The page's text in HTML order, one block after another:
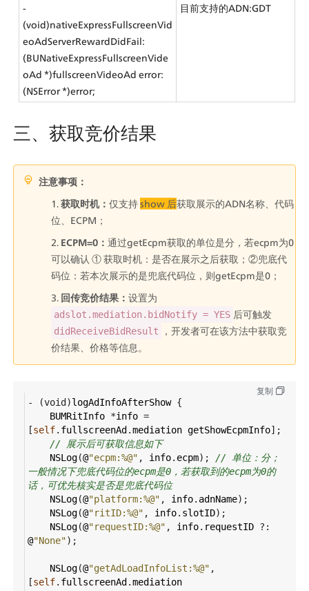
-
(void)nativeExpressFullscreenVid
eoAdServerRewardDidFail:
(BUNativeExpressFullscreenVide
oAd *)fullscreenVideoAd error:
(NSError *)error;
目前支持的ADN:GDT
三、获取竞价结果
注意事项：
获取时机： 仅支持 show 后获取展示的ADN名称、代码
位、ECPM；
ECPM=0： 通过getEcpm获取的单位是分，若ecpm为0
可以确认 ① 获取时机：是否在展示之后获取；②兜底代
码位：若本次展示的是兜底代码位，则getEcpm是0；
回传竞价结果： 设置为
adslot.mediation.bidNotify = YES 后可触发
didReceiveBidResult
，开发者可在该方法中获取竞
价结果、价格等信息。
复制
- (void )logAdInfoAfterShow {
BUMRitInfo *info =
[self. fullscreenAd .mediation getShowEcpmInfo];
// 展示后可获取信息如下
NSLog(@"ecpm:%@" , info. ecpm); // 单位：分；
一般情况下兜底代码位的ecpm是0，若获取到的ecpm为0的
话，可优先核实是否是兜底代码位
NSLog(@"platform:%@" , info. adnName);
NSLog(@"ritID:%@" , info. slotID);
NSLog(@"requestID:%@" , info. requestID ?
@"None");
NSLog(@"getAdLoadInfoList:%@" ,
[self. fullscreenAd .mediation